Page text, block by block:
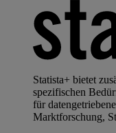
Statista+ bietet
spezifischen
für
Marktforschung,